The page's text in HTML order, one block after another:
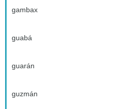
gambax
guabá
guarán
guzmán